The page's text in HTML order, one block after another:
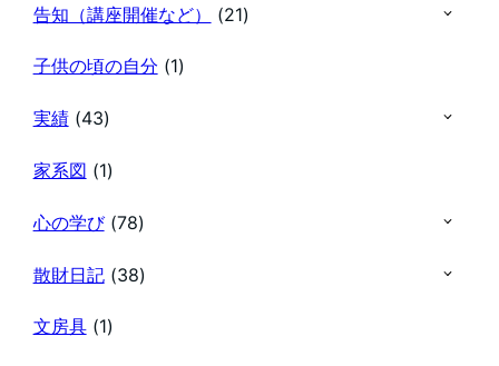
告知（講座開催など） (21)
子供の頃の自分 (1)
実績(43)
家系図 (1)
心の学び(78)
散財日記(38)
文房具(1)